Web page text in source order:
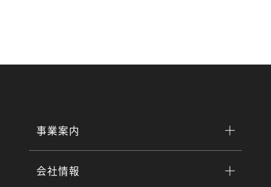
事業案内
会社情報